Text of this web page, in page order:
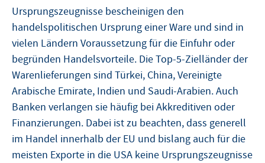
Ursprungszeugnisse bescheinigen den
handelspolitischen Ursprung einer Ware und sind in
vielen Ländern Voraussetzung für die Einfuhr oder
begründen Handelsvorteile. Die Top-5-Zielländer der
Warenlieferungen sind Türkei, China, Vereinigte
Arabische Emirate, Indien und Saudi-Arabien. Auch
Banken verlangen sie häufig bei Akkreditiven oder
Finanzierungen. Dabei ist zu beachten, dass generell
im Handel innerhalb der EU und bislang auch für die
meisten Exporte in die USA keine Ursprungszeugnisse